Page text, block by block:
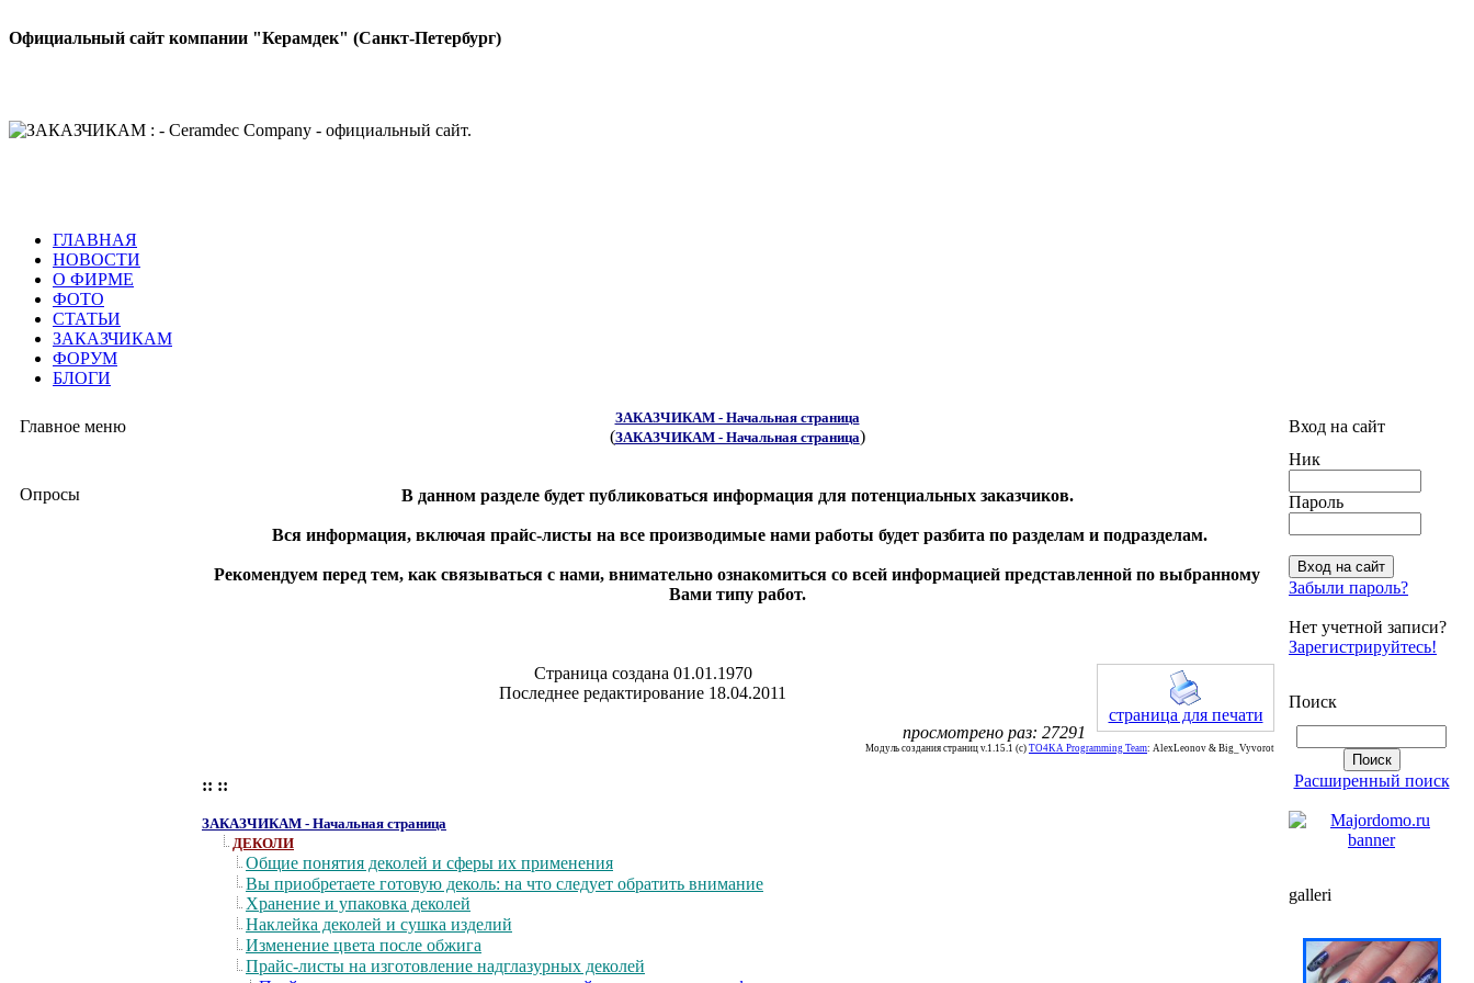
Официальный сайт компании "Керамдек" (Санкт-Петербург)
ГЛАВНАЯ
НОВОСТИ
О ФИРМЕ
ФОТО
СТАТЬИ
ЗАКАЗЧИКАМ
ФОРУМ
БЛОГИ
Главное меню
Опросы
ЗАКАЗЧИКАМ - Начальная страница
(ЗАКАЗЧИКАМ - Начальная страница)
В данном разделе будет публиковаться информация для потенциальных заказчиков.
Вся информация, включая прайс-листы на все производимые нами работы будет разбита по разделам и подразделам.
Рекомендуем перед тем, как связываться с нами, внимательно ознакомиться со всей информацией представленной по выбранному
Вами типу работ.
страница для печати
Страница создана 01.01.1970
Последнее редактирование 18.04.2011
просмотрено раз: 27291
Модуль создания страниц v.1.15.1 (c) TO4KA Programming Team: AlexLeonov & Big_Vyvorot
:: ::
ЗАКАЗЧИКАМ - Начальная страница
ДЕКОЛИ
Общие понятия деколей и сферы их применения
Вы приобретаете готовую деколь: на что следует обратить внимание
Хранение и упаковка деколей
Наклейка деколей и сушка изделий
Изменение цвета после обжига
Прайс-листы на изготовление надглазурных деколей
Вход на сайт
Ник
Пароль
Забыли пароль?
Нет учетной записи?
Зарегистрируйтесь!
Поиск
Расширенный поиск
galleri